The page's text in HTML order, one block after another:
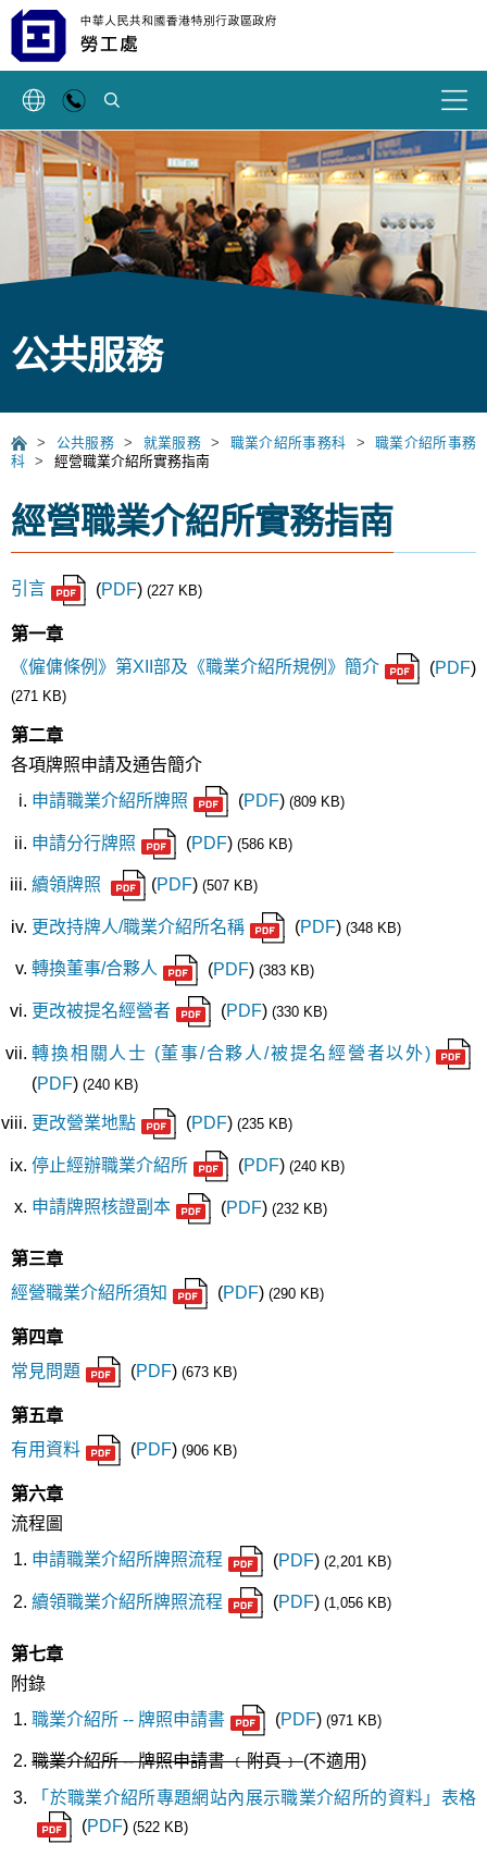
搜索
公共服務
> 公共服務 > 就業服務 > 職業介紹所事務科 >
職業介紹所事務
科 > 經營職業介紹所實務指南
經營職業介紹所實務指南
引言 (PDF) (227 KB)
第一章
《僱傭條例》第XII部及《職業介紹所規例》簡介
(PDF)
(271 KB)
第二章
各項牌照申請及通告簡介
申請職業介紹所牌照
(PDF)(809 KB)
申請分行牌照 (PDF) (586 KB)
續領牌照 (PDF)(507 KB)
更改持牌人/職業介紹所名稱 (PDF)(348 KB)
轉換董事/合夥人 (PDF)(383 KB)
更改被提名經營者 (PDF)(330 KB)
轉換相關人士 (董事/合夥人/被提名經營者以外)
(PDF)(240 KB)
更改營業地點 (PDF)(235 KB)
停止經辦職業介紹所 (PDF) (240 KB)
申請牌照核證副本 (PDF)(232 KB)
第三章
經營職業介紹所須知
(PDF) (290 KB)
第四章
常見問題
(PDF) (673 KB)
第五章
有用資料
(PDF) (906 KB)
第六章
流程圖
申請職業介紹所牌照流程
(PDF)(2,201 KB)
續領職業介紹所牌照流程 (PDF)(1,056 KB)
第七章
附錄
職業介紹所 -- 牌照申請書
(PDF)(971 KB)
職業介紹所 -- 牌照申請書 ﹝附頁﹞(不適用)
「於職業介紹所專題網站內展示職業介紹所的資料」表格
(PDF)(522 KB)